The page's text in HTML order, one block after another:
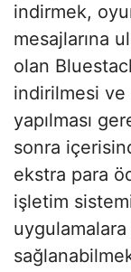
indirmek,
mesajlarına
olan
indirilmesi ve
yapılması
sonra
ekstra para
işletim